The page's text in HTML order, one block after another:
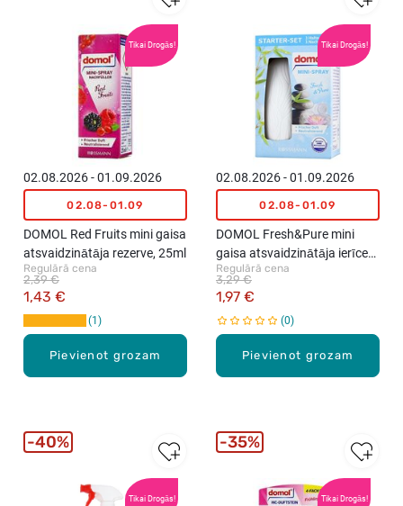
Tikai Drogās!
Pievienot grozam
02.08.2026 - 01.09.2026
02.08-01.09
DOMOL Red Fruits mini gaisa
atsvaidzinātāja rezerve, 25ml
Regulārā cena
1,43 €
2,39 €
1
Tikai Drogās!
Pievienot grozam
02.08.2026 - 01.09.2026
02.08-01.09
DOMOL Fresh&Pure mini
gaisa atsvaidzinātāja ierīce
un 1 rezerves, 25ml
Regulārā cena
1,97 €
3,29 €
0
Tikai Drogās!
40%
Tikai Drogās!
35%